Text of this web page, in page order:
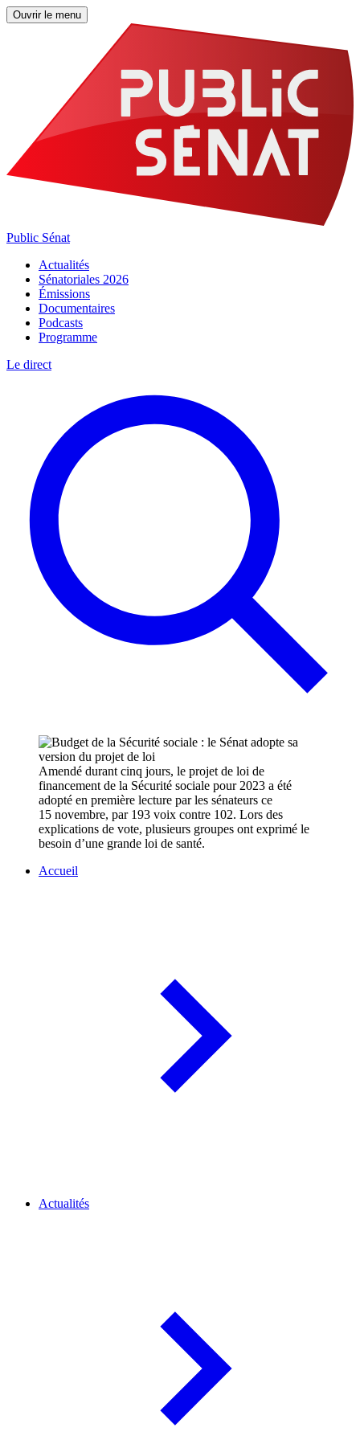
Ouvrir le menu
Public Sénat
Actualités
Sénatoriales 2026
Émissions
Documentaires
Podcasts
Programme
Le direct
Amendé durant cinq jours, le projet de loi de
financement de la Sécurité sociale pour 2023 a été
adopté en première lecture par les sénateurs ce
15 novembre, par 193 voix contre 102. Lors des
explications de vote, plusieurs groupes ont exprimé le
besoin d’une grande loi de santé.
Accueil
Actualités